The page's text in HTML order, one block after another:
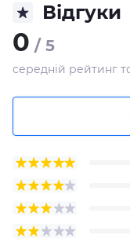
Відгуки
0 / 5
середній рейтинг